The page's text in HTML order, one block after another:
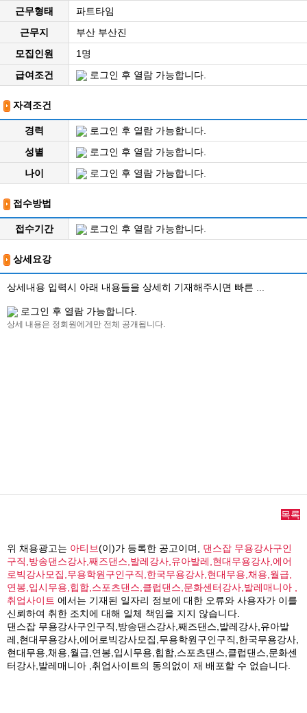
근무형태
파트타임
근무지
부산 부산진
모집인원
1명
급여조건
로그인 후 열람 가능합니다.
자격조건
경력
로그인 후 열람 가능합니다.
성별
로그인 후 열람 가능합니다.
나이
로그인 후 열람 가능합니다.
접수방법
접수기간 로그인 후 열람 가능합니다.
상세요강
상세내용 입력시 아래 내용들을 상세히 기재해주시면 빠른 ...
로그인 후 열람 가능합니다.
상세 내용은 정회원에게만 전체 공개됩니다.
목록
위 채용광고는 아티브(이)가 등록한 공고이며, 댄스잡 무용강사구인
구직,방송댄스강사,째즈댄스,발레강사,유아발레,현대무용강사,에어
로빅강사모집,무용학원구인구직,한국무용강사,현대무용,채용,월급,
연봉,입시무용,힙합,스포츠댄스,클럽댄스,문화센터강사,발레매니아 ,
취업사이트 에서는 기재된 일자리 정보에 대한 오류와 사용자가 이를
신뢰하여 취한 조치에 대해 일체 책임을 지지 않습니다.
댄스잡 무용강사구인구직,방송댄스강사,째즈댄스,발레강사,유아발
레,현대무용강사,에어로빅강사모집,무용학원구인구직,한국무용강사,
현대무용,채용,월급,연봉,입시무용,힙합,스포츠댄스,클럽댄스,문화센
터강사,발레매니아 ,취업사이트의 동의없이 재 배포할 수 없습니다.